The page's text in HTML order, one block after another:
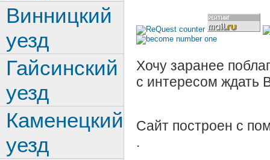
Хочу заранее
с интересом ждать
Сайт построен с
.
Винницкий
уезд
Гайсинский
уезд
Каменецкий
уезд